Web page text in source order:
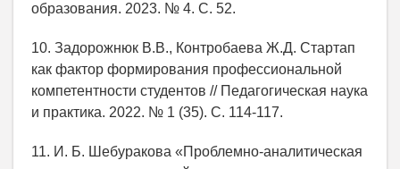
образования. 2023. № 4. С. 52.
10. Задорожнюк В.В., Контробаева Ж.Д. Стартап
как фактор формирования профессиональной
компетентности студентов // Педагогическая наука
и практика. 2022. № 1 (35). С. 114-117.
11. И. Б. Шебуракова «Проблемно-аналитическая